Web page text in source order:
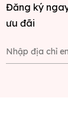
Đăng ký
ưu đãi